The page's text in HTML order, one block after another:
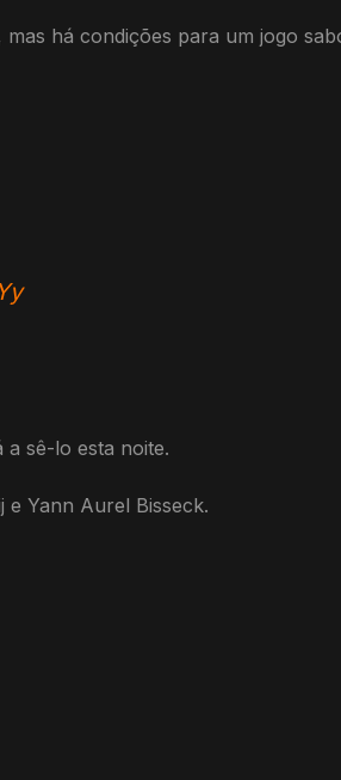
há condições para um jogo
sê-lo esta noite.
e Yann Aurel Bisseck.